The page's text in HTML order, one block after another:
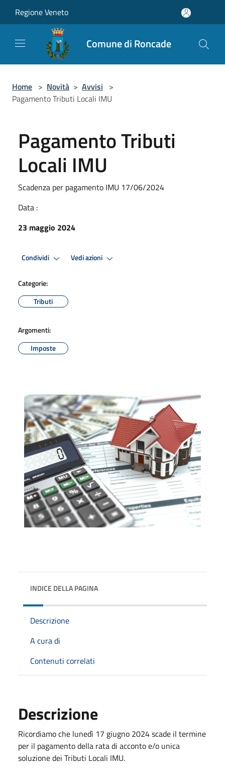
Regione Veneto
Comune di Roncade
Home > Novità > Avvisi >
Pagamento Tributi Locali IMU
Pagamento Tributi
Locali IMU
Scadenza per pagamento IMU 17/06/2024
Data :
23 maggio 2024
Condividi Vedi azioni
Categorie:
Tributi
Argomenti:
Imposte
INDICE DELLA PAGINA
Descrizione
A cura di
Contenuti correlati
Descrizione
Ricordiamo che lunedì 17 giugno 2024 scade il termine
per il pagamento della rata di acconto e/o unica
soluzione dei Tributi Locali IMU.